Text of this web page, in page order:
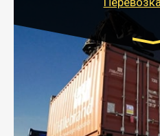
Еврофура Тент
от 10 000 руб.